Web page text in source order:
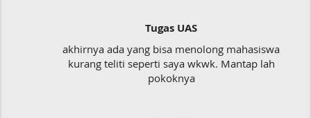
Tugas UAS
akhirnya ada yang bisa menolong mahasiswa
kurang teliti seperti saya wkwk. Mantap lah
pokoknya